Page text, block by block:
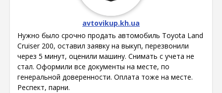
avtovikup.kh.ua
Нужно было срочно продать автомобиль Toyota Land
Cruiser 200, оставил заявку на выкуп, перезвонили
через 5 минут, оценили машину. Снимать с учета не
стал. Оформили все документы на месте, по
генеральной доверенности. Оплата тоже на месте.
Респект, парни.